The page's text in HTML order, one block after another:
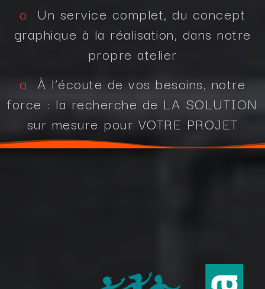
o Un service complet, du concept
graphique à la réalisation, dans notre
propre atelier
oÀ l’écoute de vos besoins, notre
force : la recherche de LA SOLUTION
sur mesure pour VOTRE PROJET